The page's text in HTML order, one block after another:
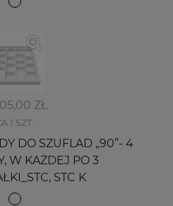
ZŁ
1 SZT.
DO SZUFLAD „90”- 4
W KAŻDEJ PO 3
STC K